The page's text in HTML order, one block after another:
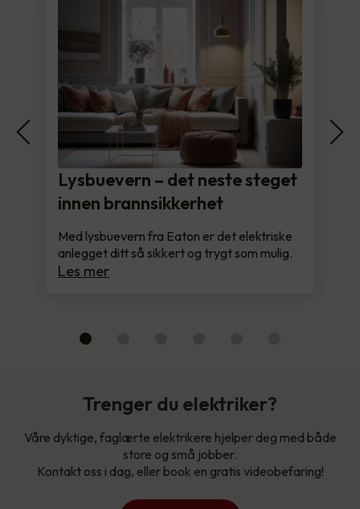
Lysbuevern – det neste steget
innen brannsikkerhet
Med lysbuevern fra Eaton er det elektriske
anlegget ditt så sikkert og trygt som mulig.
Les mer
Trenger du elektriker?
Våre dyktige, faglærte elektrikere hjelper deg med både
store og små jobber.
Kontakt oss i dag, eller book en gratis videobefaring!